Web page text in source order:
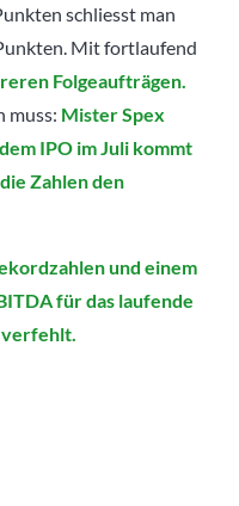
schliesst man
Mit fortlaufend
Folgeaufträgen.
muss: Mister Spex
IPO im Juli kommt
Zahlen den
und einem
für das laufende
verfehlt.